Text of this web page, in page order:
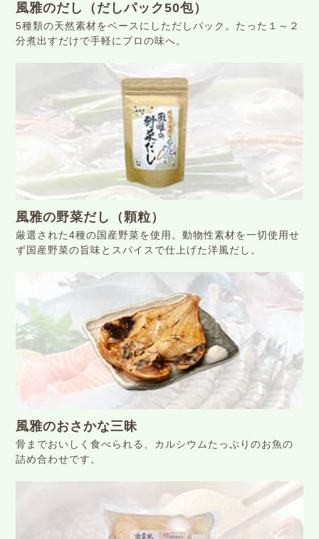
風雅のだし（だしパック50包）
5種類の天然素材をベースにしただしパック。たった１～２
分煮出すだけで手軽にプロの味へ。
風雅の野菜だし（顆粒）
厳選された4種の国産野菜を使⽤。動物性素材を一切使用せ
ず国産野菜の旨味とスパイスで仕上げた洋風だし。
風雅のおさかな三昧
⾻までおいしく⾷べられる、カルシウムたっぷりのお⿂の
詰め合わせです。